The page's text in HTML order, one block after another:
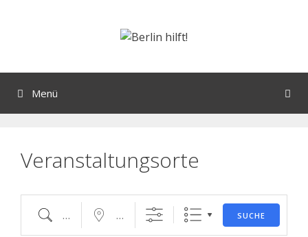
Menü
Veranstaltungsorte
SUCHE
mit vielen Veranstaltungen?